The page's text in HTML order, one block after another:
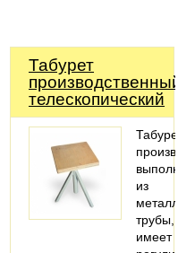
Табурет
производственный
телескопический
Табурет
из
трубы,
имеет